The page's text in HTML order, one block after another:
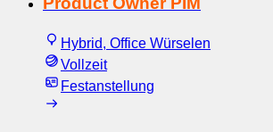
Hybrid, Office Würselen
Vollzeit
Festanstellung